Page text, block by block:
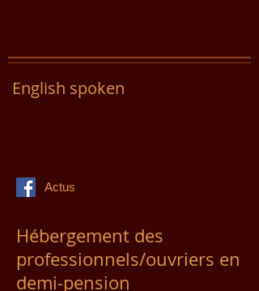
English spoken
Actus
Hébergement des
professionnels/ouvriers en
demi-pension